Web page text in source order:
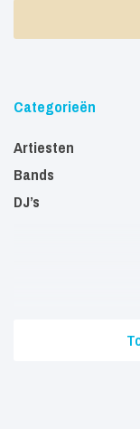
Categorieën
Artiesten
Bands
DJ’s